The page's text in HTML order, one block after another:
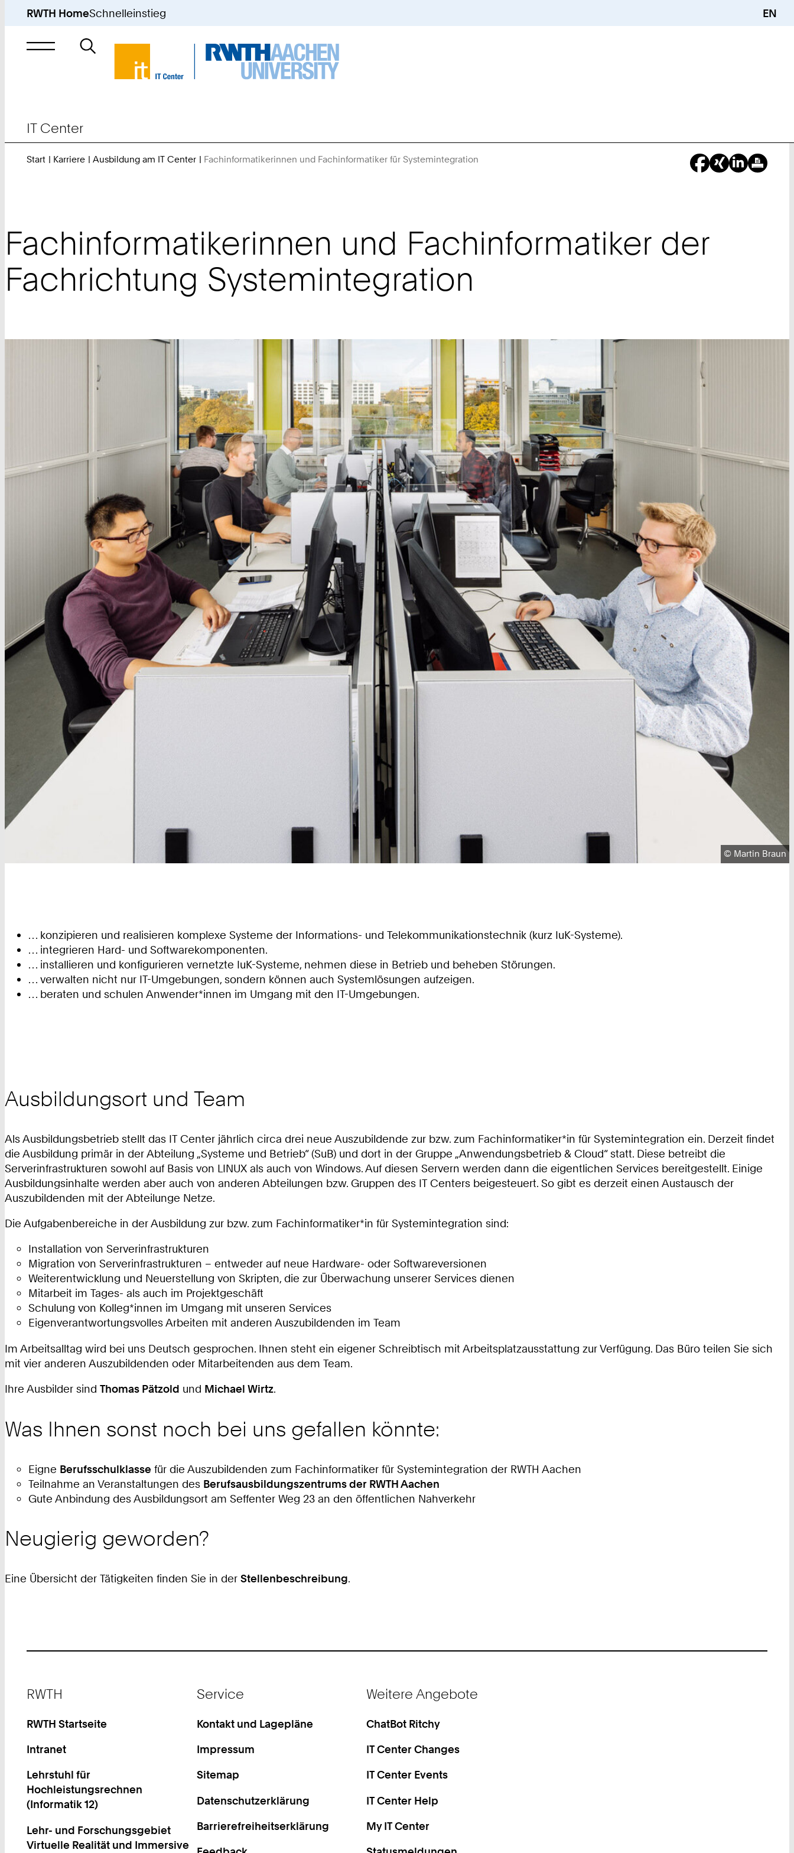
RWTH HomeSchnelleinstieg EN
Suche
nach
IT Center
Start Karriere Ausbildung am IT Center Fachinformatikerinnen und Fachinformatiker für Systemintegration
Fachinformatikerinnen und Fachinformatiker der
Fachrichtung Systemintegration
Urheberrecht:
© Martin Braun
… konzipieren und realisieren komplexe Systeme der Informations- und Telekommunikationstechnik (kurz IuK-Systeme).
… integrieren Hard- und Softwarekomponenten.
… installieren und konfigurieren vernetzte IuK-Systeme, nehmen diese in Betrieb und beheben Störungen.
… verwalten nicht nur IT-Umgebungen, sondern können auch Systemlösungen aufzeigen.
… beraten und schulen Anwender*innen im Umgang mit den IT-Umgebungen.
Ausbildungsort und Team
Als Ausbildungsbetrieb stellt das IT Center jährlich circa drei neue Auszubildende zur bzw. zum Fachinformatiker*in für Systemintegration ein. Derzeit findet
die Ausbildung primär in der Abteilung „Systeme und Betrieb“ (SuB) und dort in der Gruppe „Anwendungsbetrieb & Cloud“ statt. Diese betreibt die
Serverinfrastrukturen sowohl auf Basis von LINUX als auch von Windows. Auf diesen Servern werden dann die eigentlichen Services bereitgestellt. Einige
Ausbildungsinhalte werden aber auch von anderen Abteilungen bzw. Gruppen des IT Centers beigesteuert. So gibt es derzeit einen Austausch der
Auszubildenden mit der Abteilunge Netze.
Die Aufgabenbereiche in der Ausbildung zur bzw. zum Fachinformatiker*in für Systemintegration sind:
Installation von Serverinfrastrukturen
Migration von Serverinfrastrukturen – entweder auf neue Hardware- oder Softwareversionen
Weiterentwicklung und Neuerstellung von Skripten, die zur Überwachung unserer Services dienen
Mitarbeit im Tages- als auch im Projektgeschäft
Schulung von Kolleg*innen im Umgang mit unseren Services
Eigenverantwortungsvolles Arbeiten mit anderen Auszubildenden im Team
Im Arbeitsalltag wird bei uns Deutsch gesprochen. Ihnen steht ein eigener Schreibtisch mit Arbeitsplatzausstattung zur Verfügung. Das Büro teilen Sie sich
mit vier anderen Auszubildenden oder Mitarbeitenden aus dem Team.
Ihre Ausbilder sind Thomas Pätzold und Michael Wirtz.
Was Ihnen sonst noch bei uns gefallen könnte:
Eigne Berufsschulklasse für die Auszubildenden zum Fachinformatiker für Systemintegration der RWTH Aachen
Teilnahme an Veranstaltungen des Berufsausbildungszentrums der RWTH Aachen
Gute Anbindung des Ausbildungsort am Seffenter Weg 23 an den öffentlichen Nahverkehr
Neugierig geworden?
Eine Übersicht der Tätigkeiten finden Sie in der Stellenbeschreibung.
RWTH
RWTH Startseite
Intranet
Lehrstuhl für
Hochleistungsrechnen
(Informatik 12)
Lehr- und Forschungsgebiet
Virtuelle Realität und Immersive
Service
Kontakt und Lagepläne
Impressum
Sitemap
Datenschutzerklärung
Barrierefreiheitserklärung
Weitere Angebote
ChatBot Ritchy
IT Center Changes
IT Center Events
IT Center Help
My IT Center